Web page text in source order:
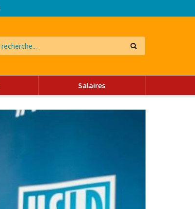
Salaires